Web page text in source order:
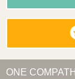
ONE